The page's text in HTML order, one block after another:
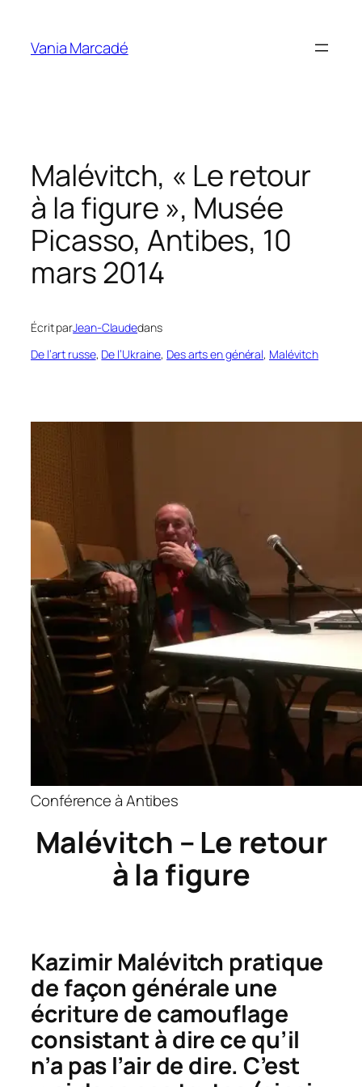
contenu
Vania Marcadé
Malévitch, « Le retour
à la figure », Musée
Picasso, Antibes, 10
mars 2014
Écrit parJean-Claudedans
De l’art russe, De l’Ukraine, Des arts en général, Malévitch
Conférence à Antibes
Malévitch – Le retour
à la figure
Kazimir Malévitch pratique
de façon générale une
écriture de camouflage
consistant à dire ce qu’il
n’a pas l’air de dire. C’est